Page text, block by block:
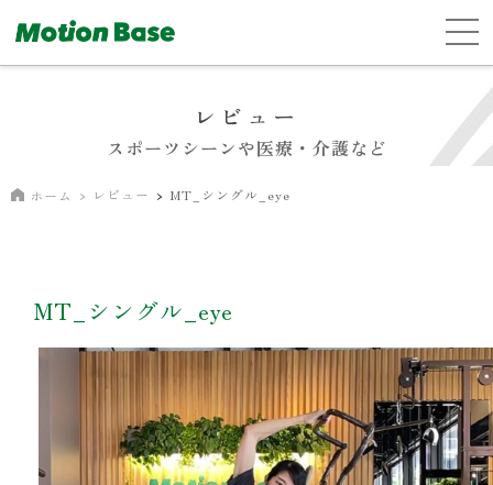
レビュー
スポーツシーンや医療・介護など
ホーム レビュー MT_シングル_eye
MT_シングル_eye